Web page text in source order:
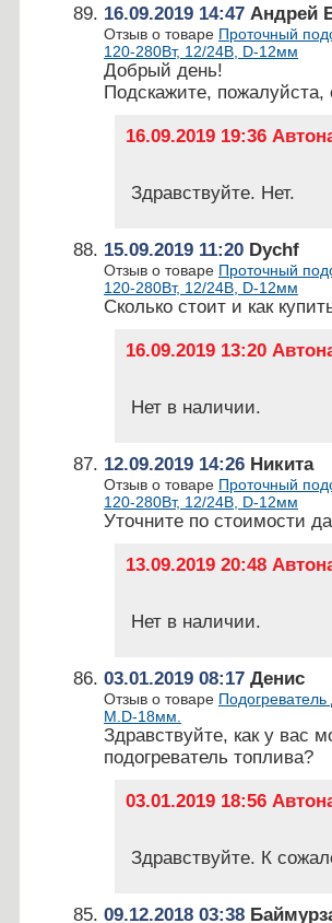
16.09.2019 14:47 Андрей
Отзыв о товаре Проточный
120-280Вт, 12/24В, D-12мм
Добрый день!
Подскажите, пожалуйста,
16.09.2019 19:36
Здравствуйте. Нет.
15.09.2019 11:20 Dychf
Отзыв о товаре Проточный
120-280Вт, 12/24В, D-12мм
Сколько стоит и как
16.09.2019 13:20
Нет в наличии.
12.09.2019 14:26 Никита
Отзыв о товаре Проточный
120-280Вт, 12/24В, D-12мм
Уточните по стоимости
13.09.2019 20:48
Нет в наличии.
03.01.2019 08:17 Денис
Отзыв о товаре
М.D-18мм.
Здравствуйте, как у вас
подогреватель топлива?
03.01.2019 18:56
Здравствуйте. К
09.12.2018 03:38